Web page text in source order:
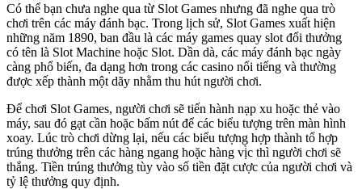
Có thể bạn chưa nghe qua từ Slot Games nhưng đã nghe qua trò
chơi trên các máy đánh bạc. Trong lịch sử, Slot Games xuất hiện
những năm 1890, ban đầu là các máy games quay slot đổi thưởng
có tên là Slot Machine hoặc Slot. Dần dà, các máy đánh bạc ngày
càng phổ biến, đa dạng hơn trong các casino nổi tiếng và thường
được xếp thành một dãy nhằm thu hút người chơi.
Để chơi Slot Games, người chơi sẽ tiến hành nạp xu hoặc thẻ vào
máy, sau đó gạt cần hoặc bấm nút để các biểu tượng trên màn hình
xoay. Lúc trò chơi dừng lại, nếu các biểu tượng hợp thành tổ hợp
trúng thưởng trên các hàng ngang hoặc hàng vị̀c thì người chơi sẽ
thắng. Tiền trúng thưởng tùy vào số tiền đặt cược của người chơi và
tỷ lệ thưởng quy định.